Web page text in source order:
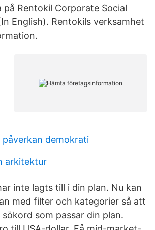
Rentokil Corporate Social
English). Rentokils verksamhet
påverkan demokrati
arkitektur
inte lagts till i din plan. Nu kan
med filter och kategorier så att
som passar din plan.